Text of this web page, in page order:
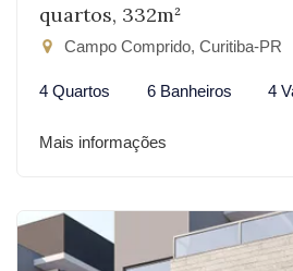
quartos, 332m²
Campo Comprido, Curitiba-PR
4 Quartos 6 Banheiros 4
Mais informações